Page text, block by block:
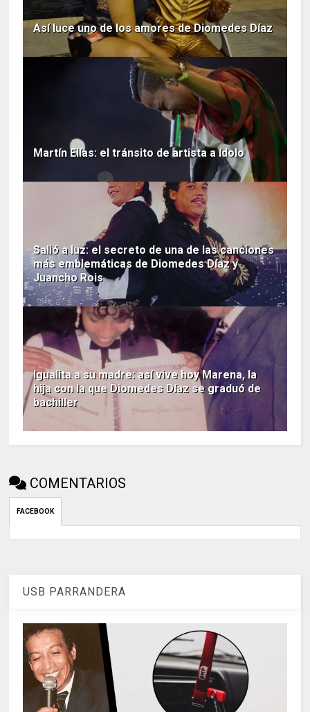
Así luce uno de los amores de Diomedes Díaz
Martín Elías: el tránsito de artista a ídolo
Salió a luz: el secreto de una de las canciones
más emblemáticas de Diomedes Díaz y
Juancho Rois
Igualita a su madre: así vive hoy Marena, la
hija con la que Diomedes Díaz se graduó de
bachiller
COMENTARIOS
FACEBOOK
USB PARRANDERA